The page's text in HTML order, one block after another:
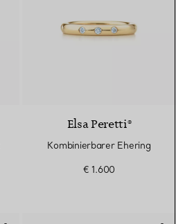
Elsa Peretti®
Kombinierbarer Ehering
€ 1.600